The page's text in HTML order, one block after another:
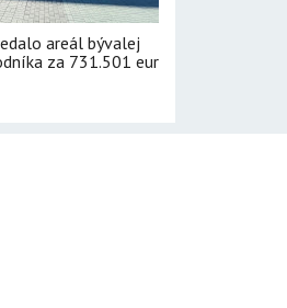
areál bývalej
za 731.501 eur